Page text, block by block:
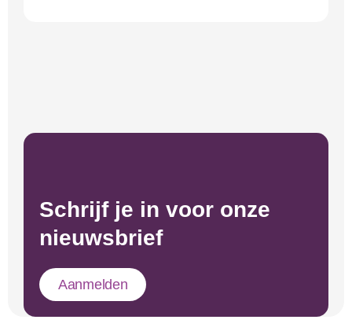
Schrijf je in voor onze
nieuwsbrief
Aanmelden